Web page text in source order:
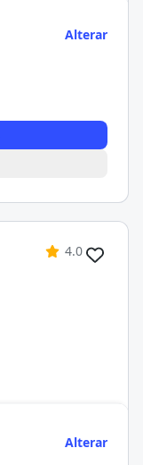
Alterar
4.0
Alterar